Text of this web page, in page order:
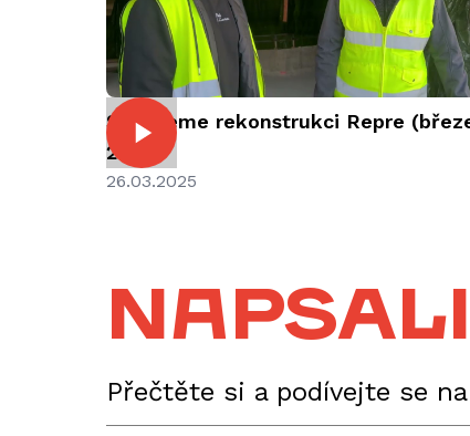
Sledujeme rekonstrukci Repre
2025)
26.03.2025
Přečtěte si a podívejte se